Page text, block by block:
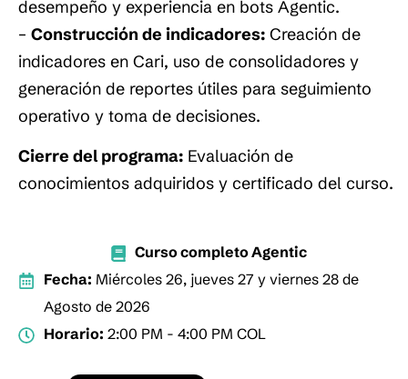
desempeño y experiencia en bots Agentic.
– Construcción de indicadores: Creación de
indicadores en Cari, uso de consolidadores y
generación de reportes útiles para seguimiento
operativo y toma de decisiones.
Cierre del programa: Evaluación de
conocimientos adquiridos y certificado del curso.
Curso completo Agentic
Fecha: Miércoles 26, jueves 27 y viernes 28 de
Agosto de 2026
Horario: 2:00 PM - 4:00 PM COL